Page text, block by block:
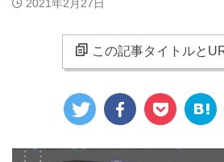
2021年2月27日
この記事タイトルと